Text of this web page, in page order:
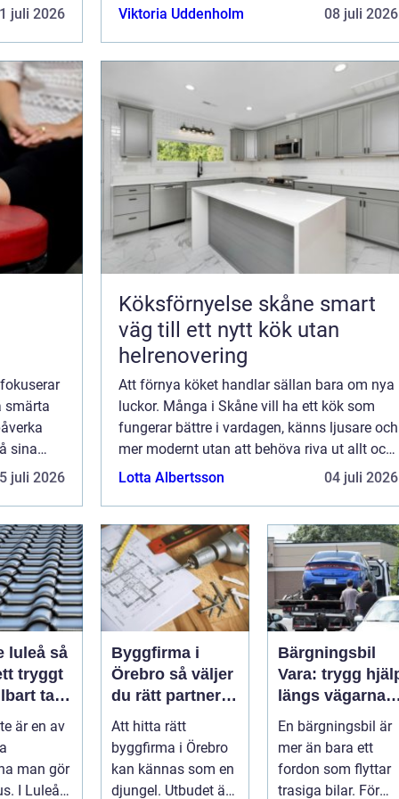
mer
juli 2026
genomtänkta fickor, slitstarka material och
Viktoria Uddenholm 08 juli 2026
smärta
sina
juli 2026
Köksförnyelse skåne smart
väg till ett nytt kök utan
helrenovering
Att förnya köket handlar sällan bara om nya
luckor. Många i Skåne vill ha ett kök som
fungerar bättre i vardagen, känns ljusare och
mer modernt utan att behöva riva ut allt och
leva på campingstandard i flera veckor.
Lotta Albertsson 04 juli 2026
så
tryggt
tak i
är en av
man gör
I Luleå
Byggfirma i
Örebro så väljer
du rätt partner
för ditt projekt
Att hitta rätt
byggfirma i Örebro
kan kännas som en
djungel. Utbudet är
Bärgningsbil
Vara: trygg
längs vägarna i
skaraborg
En bärgningsbil är
mer än bara ett
fordon som flyttar
trasiga bilar. För